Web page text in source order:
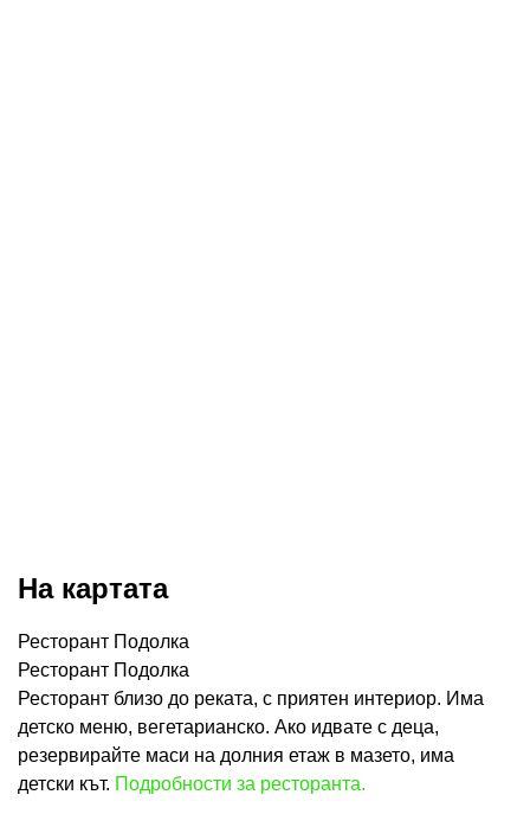
На картата
Ресторант Подолка
Ресторант Подолка
Ресторант близо до реката, с приятен интериор. Има
детско меню, вегетарианско. Ако идвате с деца,
резервирайте маси на долния етаж в мазето, има
детски кът. Подробности за ресторанта.